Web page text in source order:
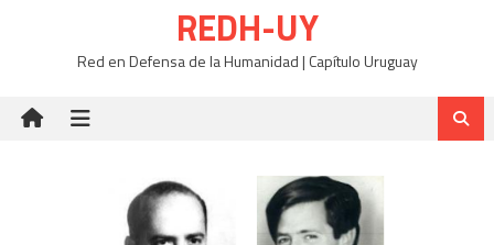
REDH-UY
Red en Defensa de la Humanidad | Capítulo Uruguay